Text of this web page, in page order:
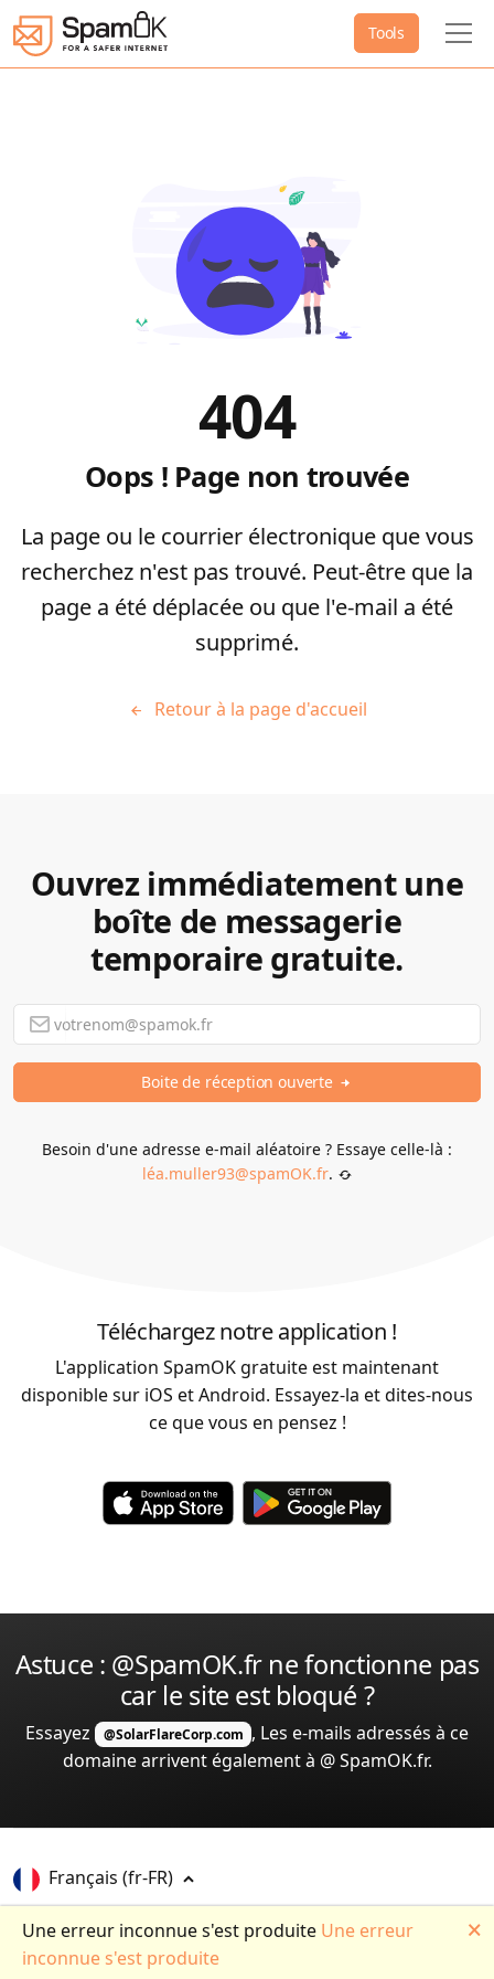
Une erreur inconnue s'est produite Une erreur
inconnue s'est produite
🗙
Tools
404
Oops ! Page non trouvée
La page ou le courrier électronique que vous
recherchez n'est pas trouvé. Peut-être que la
page a été déplacée ou que l'e-mail a été
supprimé.
Retour à la page d'accueil
Ouvrez immédiatement une
boîte de messagerie
temporaire gratuite.
Boite de réception ouverte
Besoin d'une adresse e-mail aléatoire ? Essaye celle-là :
léa.muller93@spamOK.fr.
Téléchargez notre application !
L'application SpamOK gratuite est maintenant
disponible sur iOS et Android. Essayez-la et dites-nous
ce que vous en pensez !
Astuce : @SpamOK.fr ne fonctionne pas
car le site est bloqué ?
Essayez @SolarFlareCorp.com , Les e-mails adressés à ce
domaine arrivent également à @ SpamOK.fr.
Français (fr-FR)
© Copyright 2013-2023 -v1.0.0.0 Report abuse-
Anti-spam policy-Privacy policy -Terms & Conditions